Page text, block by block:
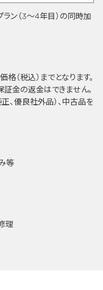
ン（3〜4年目）の同時加
（税込）までとなります。
金の返金はできません。
、優良社外品）、中古品を
等
理